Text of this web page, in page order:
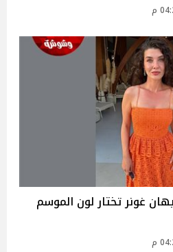
غونر تختار لون الموسم